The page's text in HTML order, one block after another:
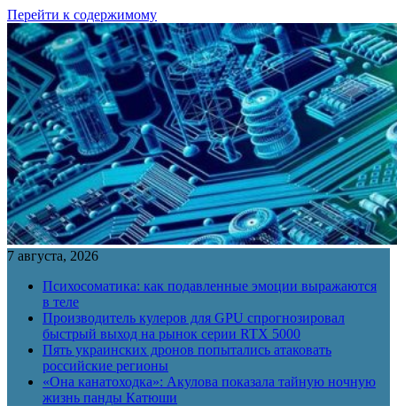
Перейти к содержимому
7 августа, 2026
Психосоматика: как подавленные эмоции выражаются
в теле
Производитель кулеров для GPU спрогнозировал
быстрый выход на рынок серии RTX 5000
Пять украинских дронов попытались атаковать
российские регионы
«Она канатоходка»: Акулова показала тайную ночную
жизнь панды Катюши